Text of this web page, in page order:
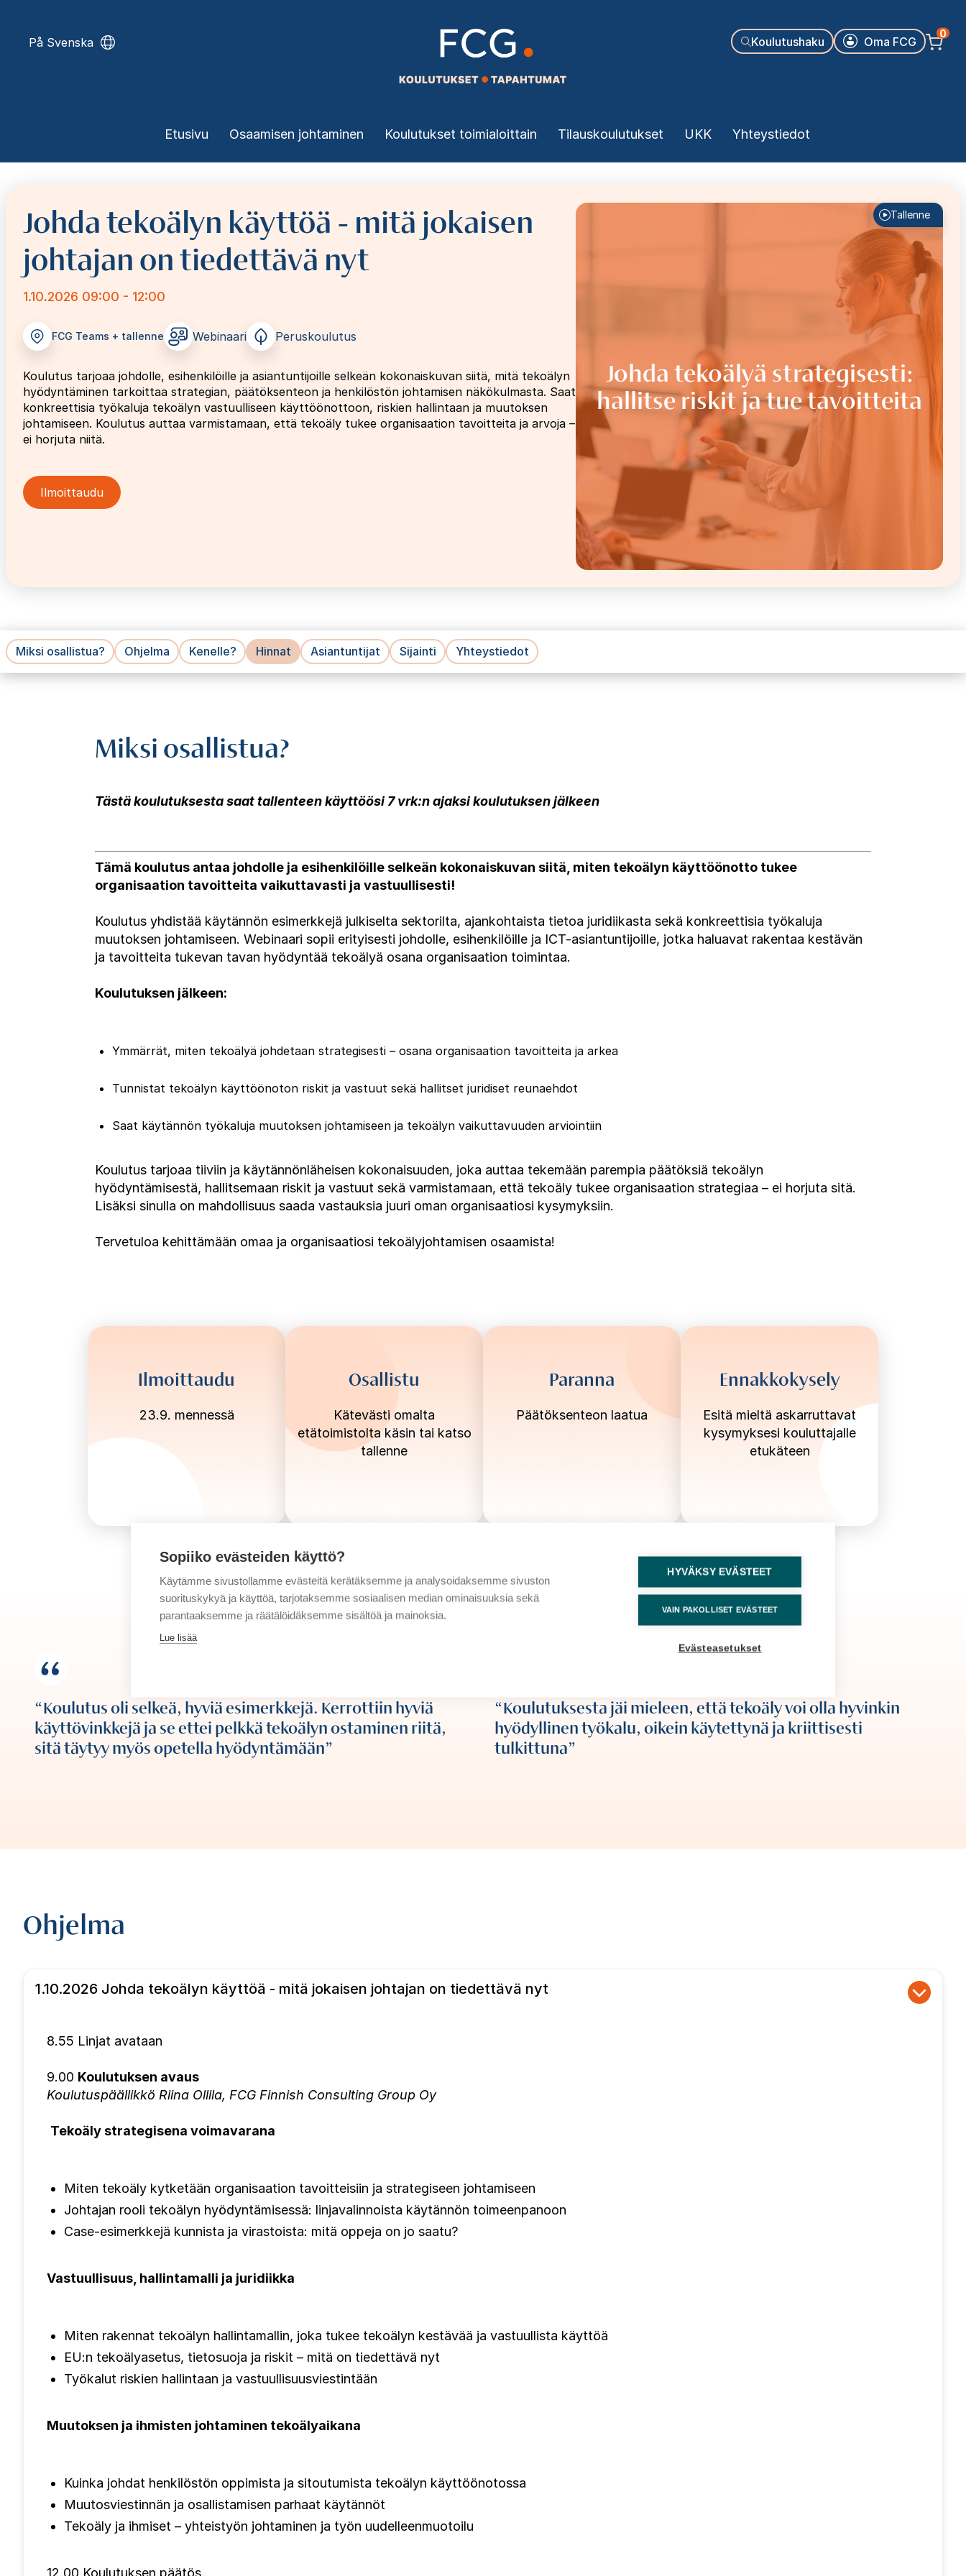
På Svenska
Koulutushaku Oma FCG
0
Etusivu Osaamisen johtaminen Koulutukset toimialoittain Tilauskoulutukset UKK Yhteystiedot
Johda tekoälyn käyttöä - mitä jokaisen
johtajan on tiedettävä nyt
1.10.2026 09:00 - 12:00
FCG Teams + tallenne Webinaari Peruskoulutus
Koulutus tarjoaa johdolle, esihenkilöille ja asiantuntijoille selkeän kokonaiskuvan siitä, mitä tekoälyn
hyödyntäminen tarkoittaa strategian, päätöksenteon ja henkilöstön johtamisen näkökulmasta. Saat
konkreettisia työkaluja tekoälyn vastuulliseen käyttöönottoon, riskien hallintaan ja muutoksen
johtamiseen. Koulutus auttaa varmistamaan, että tekoäly tukee organisaation tavoitteita ja arvoja –
ei horjuta niitä.
Ilmoittaudu
Image Tallenne
Johda tekoälyä strategisesti:
hallitse riskit ja tue tavoitteita
Miksi osallistua? Ohjelma Kenelle? Hinnat Asiantuntijat Sijainti Yhteystiedot
Miksi osallistua?
Tästä koulutuksesta saat tallenteen käyttöösi 7 vrk:n ajaksi koulutuksen jälkeen
Tämä koulutus antaa johdolle ja esihenkilöille selkeän kokonaiskuvan siitä, miten tekoälyn käyttöönotto tukee
organisaation tavoitteita vaikuttavasti ja vastuullisesti!
Koulutus yhdistää käytännön esimerkkejä julkiselta sektorilta, ajankohtaista tietoa juridiikasta sekä konkreettisia työkaluja
muutoksen johtamiseen. Webinaari sopii erityisesti johdolle, esihenkilöille ja ICT-asiantuntijoille, jotka haluavat rakentaa kestävän
ja tavoitteita tukevan tavan hyödyntää tekoälyä osana organisaation toimintaa.
Koulutuksen jälkeen:
Ymmärrät, miten tekoälyä johdetaan strategisesti – osana organisaation tavoitteita ja arkea
Tunnistat tekoälyn käyttöönoton riskit ja vastuut sekä hallitset juridiset reunaehdot
Saat käytännön työkaluja muutoksen johtamiseen ja tekoälyn vaikuttavuuden arviointiin
Koulutus tarjoaa tiiviin ja käytännönläheisen kokonaisuuden, joka auttaa tekemään parempia päätöksiä tekoälyn
hyödyntämisestä, hallitsemaan riskit ja vastuut sekä varmistamaan, että tekoäly tukee organisaation strategiaa – ei horjuta sitä.
Lisäksi sinulla on mahdollisuus saada vastauksia juuri oman organisaatiosi kysymyksiin.
Tervetuloa kehittämään omaa ja organisaatiosi tekoälyjohtamisen osaamista!
Ilmoittaudu
23.9. mennessä
Osallistu
Kätevästi omalta
etätoimistolta käsin tai katso
tallenne
Paranna
Päätöksenteon laatua
Ennakkokysely
Esitä mieltä askarruttavat
kysymyksesi kouluttajalle
etukäteen
Koulutus oli selkeä, hyviä esimerkkejä. Kerrottiin hyviä
käyttövinkkejä ja se ettei pelkkä tekoälyn ostaminen riitä,
sitä täytyy myös opetella hyödyntämään
Koulutuksesta jäi mieleen, että tekoäly voi olla hyvinkin
hyödyllinen työkalu, oikein käytettynä ja kriittisesti
tulkittuna
Ohjelma
1.10.2026 Johda tekoälyn käyttöä - mitä jokaisen johtajan on tiedettävä nyt
8.55 Linjat avataan
9.00 Koulutuksen avaus
Koulutuspäällikkö Riina Ollila, FCG Finnish Consulting Group Oy
Tekoäly strategisena voimavarana
Miten tekoäly kytketään organisaation tavoitteisiin ja strategiseen johtamiseen
Johtajan rooli tekoälyn hyödyntämisessä: linjavalinnoista käytännön toimeenpanoon
Case-esimerkkejä kunnista ja virastoista: mitä oppeja on jo saatu?
Vastuullisuus, hallintamalli ja juridiikka
Miten rakennat tekoälyn hallintamallin, joka tukee tekoälyn kestävää ja vastuullista käyttöä
EU:n tekoälyasetus, tietosuoja ja riskit – mitä on tiedettävä nyt
Työkalut riskien hallintaan ja vastuullisuusviestintään
Muutoksen ja ihmisten johtaminen tekoälyaikana
Kuinka johdat henkilöstön oppimista ja sitoutumista tekoälyn käyttöönotossa
Muutosviestinnän ja osallistamisen parhaat käytännöt
Tekoäly ja ihmiset – yhteistyön johtaminen ja työn uudelleenmuotoilu
12.00 Koulutuksen päätös
Sopiiko evästeiden käyttö?
Käytämme sivustollamme evästeitä kerätäksemme ja analysoidaksemme sivuston
suorituskykyä ja käyttöä, tarjotaksemme sosiaalisen median ominaisuuksia sekä
parantaaksemme ja räätälöidäksemme sisältöä ja mainoksia.
Lue lisää
HYVÄKSY EVÄSTEET
VAIN PAKOLLISET EVÄSTEET
Evästeasetukset